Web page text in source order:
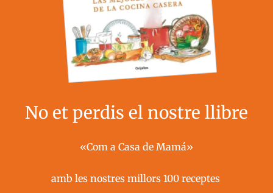
No et perdis el nostre llibre
«Com a Casa de Mamá»
amb les nostres millors 100 receptes ​